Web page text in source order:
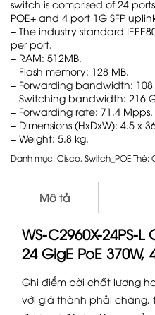
switch is comprised of 24
POE+ and 4 port 1G SFP
– The industry standard
per port.
– RAM: 512MB.
– Flash memory: 128 MB.
– Forwarding bandwidth: 108
– Switching bandwidth: 216
– Forwarding rate: 71.4 Mpps.
– Dimensions (HxDxW): 4.5 x
– Weight: 5.8 kg.
Danh mục:Cisco, Switch_POEThẻ:
Mô tả
WS-C2960X-24PS-
24 GigE PoE 370W,
Ghi điểm bởi chất lượng
với giá thành phải chăng,